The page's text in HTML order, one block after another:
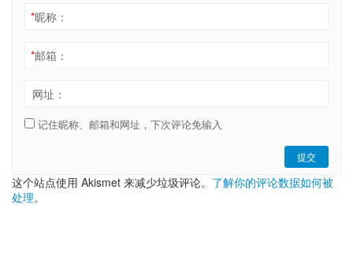
*昵称：
*邮箱：
网址：
记住昵称、邮箱和网址，下次评论免输入
提交
这个站点使用 Akismet 来减少垃圾评论。 了解你的评论数据如何被
处理。